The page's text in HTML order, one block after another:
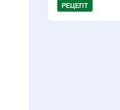
РЕЦЕПТ